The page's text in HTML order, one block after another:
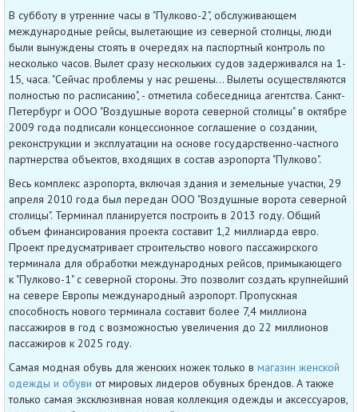
В субботу в утренние часы в "Пулково-2", обслуживающем
международные рейсы, вылетающие из северной столицы, люди
были вынуждены стоять в очередях на паспортный контроль по
несколько часов. Вылет сразу нескольких судов задерживался на 1-
15, часа. "Сейчас проблемы у нас решены... Вылеты осуществляются
полностью по расписанию", - отметила собеседница агентства. Санкт-
Петербург и ООО "Воздушные ворота северной столицы" в октябре
2009 года подписали концессионное соглашение о создании,
реконструкции и эксплуатации на основе государственно-частного
партнерства объектов, входящих в состав аэропорта "Пулково".
Весь комплекс аэропорта, включая здания и земельные участки, 29
апреля 2010 года был передан ООО "Воздушные ворота северной
столицы". Терминал планируется построить в 2013 году. Общий
объем финансирования проекта составит 1,2 миллиарда евро.
Проект предусматривает строительство нового пассажирского
терминала для обработки международных рейсов, примыкающего
к "Пулково-1" с северной стороны. Это позволит создать крупнейший
на севере Европы международный аэропорт. Пропускная
способность нового терминала составит более 7,4 миллиона
пассажиров в год с возможностью увеличения до 22 миллионов
пассажиров к 2025 году.
Самая модная обувь для женских ножек только в магазин женской
одежды и обуви от мировых лидеров обувных брендов. А также
только самая эксклюзивная новая коллекция одежды и аксессуаров,